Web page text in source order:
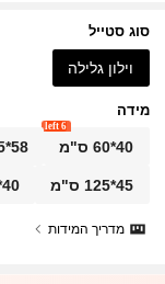
סוג סטייל
וילון גלילה
מידה
40*60 ס"מ
6 left
58*125 ס"מ
45*125 ס"מ 40*125 ס"מ
מדריך המידות